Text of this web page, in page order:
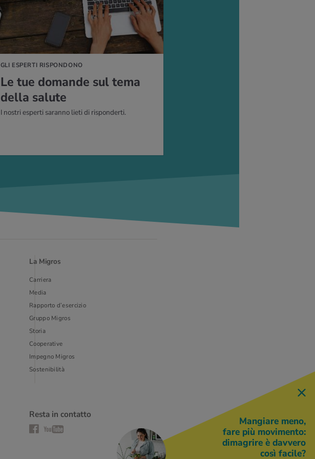
GLI ESPERTI RISPONDONO
Le tue do­man­de sul tema
della sa­lu­te
I nostri esperti saranno lieti di risponderti.
La Migros
Carriera
Media
Rapporto d’esercizio
Gruppo Migros
Storia
Cooperative
Impegno Migros
Sostenibilità
Resta in contatto
Facebook
YouTube
Mangiare meno,
fare più movimento:
dimagrire è davvero
così facile?